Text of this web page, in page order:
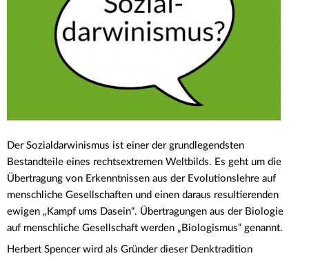
Der Sozialdarwinismus ist einer der grundlegendsten
Bestandteile eines rechtsextremen Weltbilds. Es geht um die
Übertragung von Erkenntnissen aus der Evolutionslehre auf
menschliche Gesellschaften und einen daraus resultierenden
ewigen „Kampf ums Dasein“. Übertragungen aus der Biologie
auf menschliche Gesellschaft werden „Biologismus“ genannt.
Herbert Spencer wird als Gründer dieser Denktradition